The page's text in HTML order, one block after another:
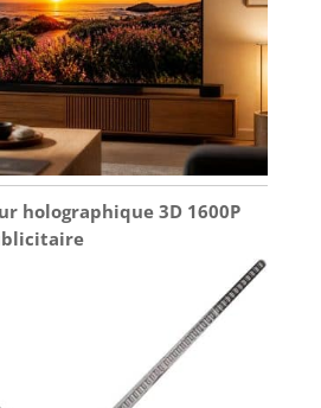
holographique 3D 1600P